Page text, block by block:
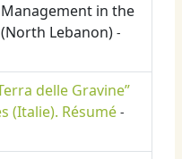
in the
Lebanon) -
delle Gravine”
(Italie). Résumé -